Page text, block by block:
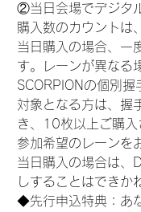
②当日会場でデジタ
購入数のカウントは
当日購入の場合、一
す。レーンが異なる
SCORPIONの個別握
対象となる方は、握
き、10枚以上ご購入
参加希望のレーンを
当日購入の場合は、
しすることはできか
◆先行申込特典：あ